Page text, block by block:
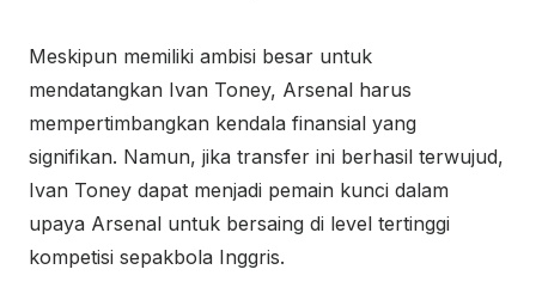
Meskipun memiliki ambisi besar untuk
mendatangkan Ivan Toney, Arsenal harus
mempertimbangkan kendala finansial yang
signifikan. Namun, jika transfer ini berhasil terwujud,
Ivan Toney dapat menjadi pemain kunci dalam
upaya Arsenal untuk bersaing di level tertinggi
kompetisi sepakbola Inggris.